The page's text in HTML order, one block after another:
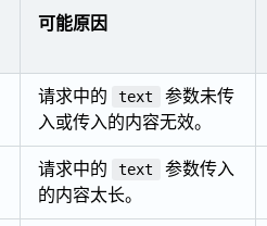
可能原因
请求中的 text
参数未传
入或传入的内容无效。
请求中的 text
参数传入
的内容太长。